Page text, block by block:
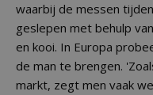
waarbij de messen
geslepen met behulp
en kooi. In Europa
de man te brengen.
markt, zegt men vaak